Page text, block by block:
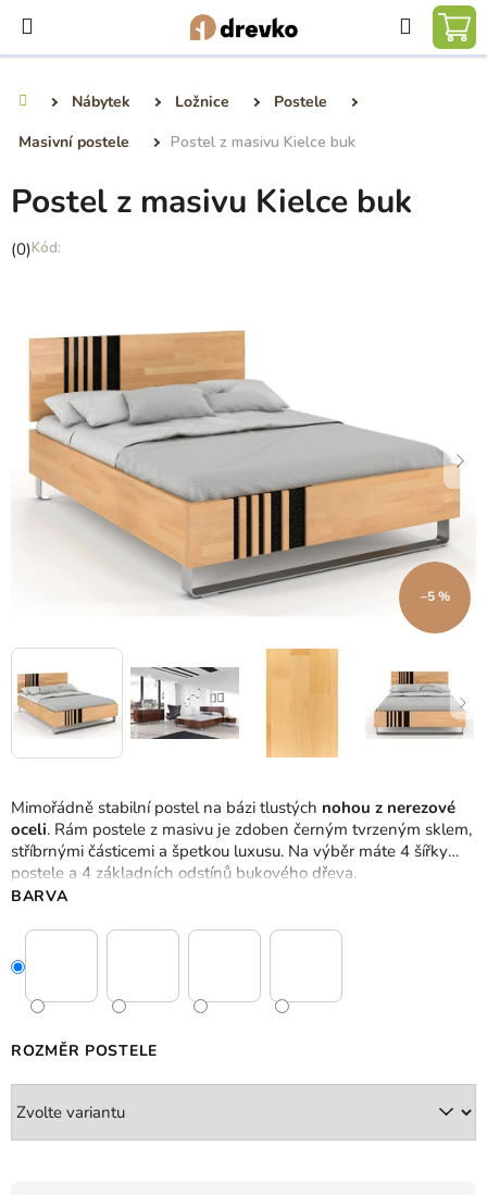
obsah
Hledat
Nábytek Ložnice
Postele
Masivní postele
Postel z masivu Kielce buk
Mimořádně stabilní postel na bázi tlustých nohou z nerezové
oceli. Rám postele z masivu je zdoben černým tvrzeným sklem,
stříbrnými částicemi a špetkou luxusu. Na výběr máte 4 šířky
postele a 4 základních odstínů bukového dřeva.
BARVA
ROZMĚR POSTELE
Postel z masivu Kielce buk
Průměrné
0,0
hvězdiček.
(0)
–5 %